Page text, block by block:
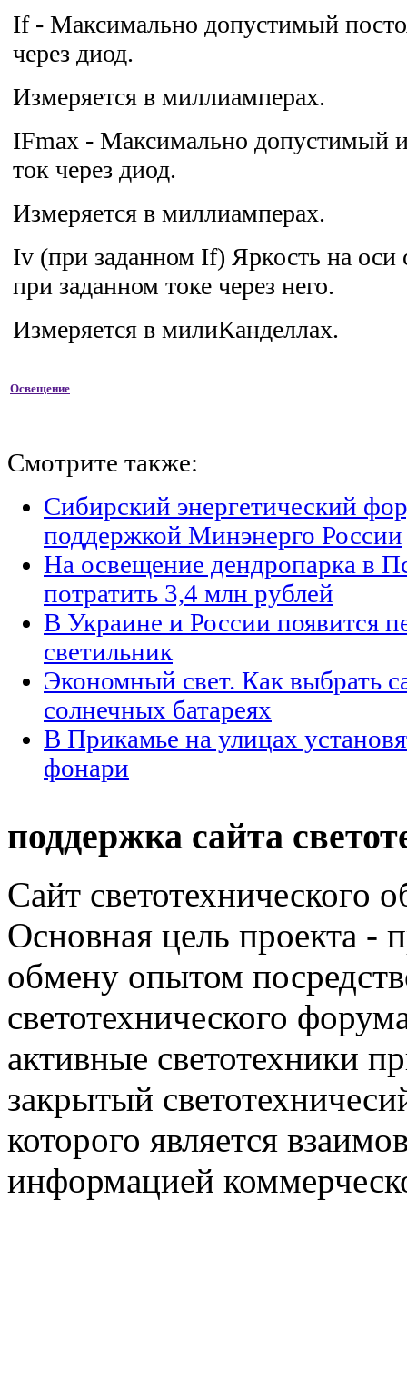
If - Максимально допустимый
через диод.
Измеряется в миллиамперах.
IFmax - Максимально допустимый
ток через диод.
Измеряется в миллиамперах.
Iv (при заданном If) Яркость на оси
при заданном токе через него.
Измеряется в милиКанделлах.
Освещение
Смотрите также:
Сибирский энергетический
поддержкой Минэнерго России
На освещение дендропарка в
потратить 3,4 млн рублей
В Украине и России появится
светильник
Экономный свет. Как выбрать
солнечных батареях
В Прикамье на улицах
фонари
поддержка сайта
Сайт светотехнического
Основная цель проекта -
обмену опытом
светотехнического
активные светотехники
закрытый
которого является
информацией